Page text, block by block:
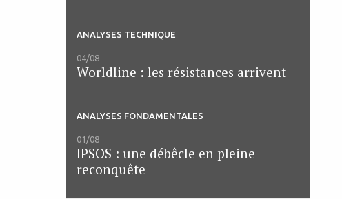
ANALYSES TECHNIQUE
04/08
Worldline : les résistances arrivent
ANALYSES FONDAMENTALES
01/08
IPSOS : une débêcle en pleine
reconquête